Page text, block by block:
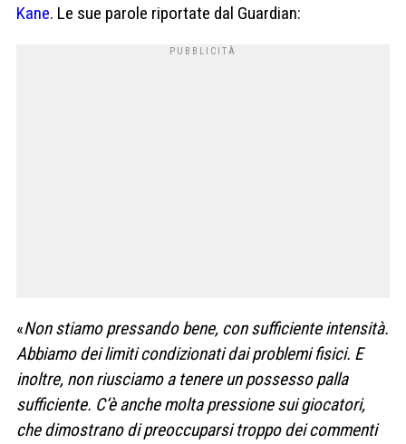
Kane. Le sue parole riportate dal Guardian:
«Non stiamo pressando bene, con sufficiente intensità.
Abbiamo dei limiti condizionati dai problemi fisici. E
inoltre, non riusciamo a tenere un possesso palla
sufficiente. C’è anche molta pressione sui giocatori,
che dimostrano di preoccuparsi troppo dei commenti